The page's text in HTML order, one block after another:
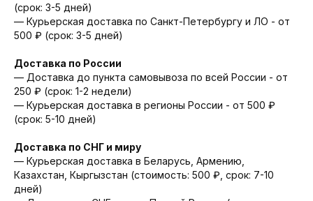
(срок: 3-5 дней)
— Курьерская доставка по Санкт-Петербургу и ЛО - от
500 ₽ (срок: 3-5 дней)
Доставка по России
— Доставка до пункта самовывоза по всей России - от
250 ₽ (срок: 1-2 недели)
— Курьерская доставка в регионы России - от 500 ₽
(срок: 5-10 дней)
Доставка по СНГ и миру
— Курьерская доставка в Беларусь, Армению,
Казахстан, Кыргызстан (стоимость: 500 ₽, срок: 7-10
дней)